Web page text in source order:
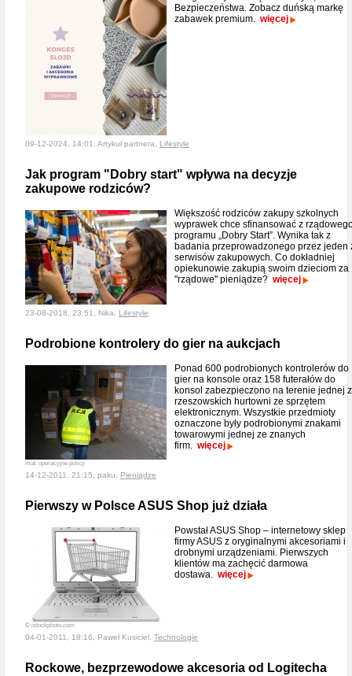
Bezpieczeństwa. Zobacz duńską markę
zabawek premium. więcej
09-12-2024, 14:01, Artykuł partnera, Lifestyle
Jak program "Dobry start" wpływa na decyzje
zakupowe rodziców?
Większość rodziców zakupy szkolnych
wyprawek chce sfinansować z
programu „Dobry Start”. Wynika tak z
badania przeprowadzonego przez jeden
serwisów zakupowych. Co dokładniej
opiekunowie zakupią swoim dzieciom za
"rządowe" pieniądze? więcej
23-08-2018, 23:51, Nika, Lifestyle
Podrobione kontrolery do gier na aukcjach
mat. operacyjne policji
Ponad 600 podrobionych kontrolerów do
gier na konsole oraz 158 futerałów do
konsol zabezpieczono na terenie jednej z
rzeszowskich hurtowni ze sprzętem
elektronicznym. Wszystkie przedmioty
oznaczone były podrobionymi znakami
towarowymi jednej ze znanych
firm. więcej
14-12-2011, 21:15, paku, Pieniądze
Pierwszy w Polsce ASUS Shop już działa
© istockphoto.com
Powstał ASUS Shop – internetowy sklep
firmy ASUS z oryginalnymi akcesoriami i
drobnymi urządzeniami. Pierwszych
klientów ma zachęcić darmowa
dostawa. więcej
04-01-2011, 18:16, Paweł Kusiciel, Technologie
Rockowe, bezprzewodowe akcesoria od Logitecha